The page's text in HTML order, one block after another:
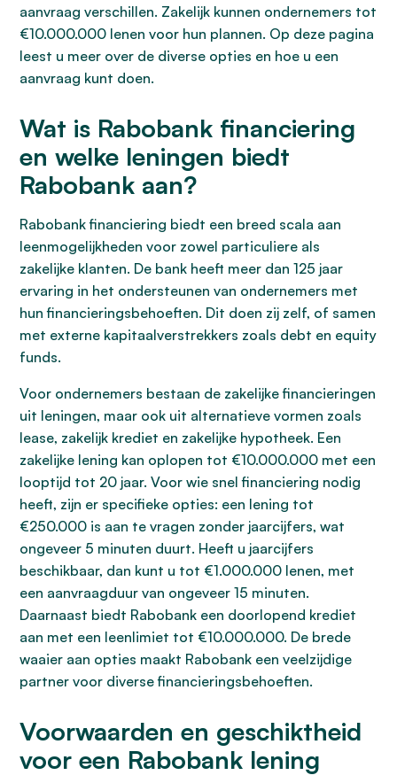
aanvraag verschillen. Zakelijk kunnen ondernemers tot
€10.000.000 lenen voor hun plannen. Op deze pagina
leest u meer over de diverse opties en hoe u een
aanvraag kunt doen.
Wat is Rabobank financiering
en welke leningen biedt
Rabobank aan?
Rabobank financiering biedt een breed scala aan
leenmogelijkheden voor zowel particuliere als
zakelijke klanten. De bank heeft meer dan 125 jaar
ervaring in het ondersteunen van ondernemers met
hun financieringsbehoeften. Dit doen zij zelf, of samen
met externe kapitaalverstrekkers zoals debt en equity
funds.
Voor ondernemers bestaan de zakelijke financieringen
uit leningen, maar ook uit alternatieve vormen zoals
lease, zakelijk krediet en zakelijke hypotheek. Een
zakelijke lening kan oplopen tot €10.000.000 met een
looptijd tot 20 jaar. Voor wie snel financiering nodig
heeft, zijn er specifieke opties: een lening tot
€250.000 is aan te vragen zonder jaarcijfers, wat
ongeveer 5 minuten duurt. Heeft u jaarcijfers
beschikbaar, dan kunt u tot €1.000.000 lenen, met
een aanvraagduur van ongeveer 15 minuten.
Daarnaast biedt Rabobank een doorlopend krediet
aan met een leenlimiet tot €10.000.000. De brede
waaier aan opties maakt Rabobank een veelzijdige
partner voor diverse financieringsbehoeften.
Voorwaarden en geschiktheid
voor een Rabobank lening